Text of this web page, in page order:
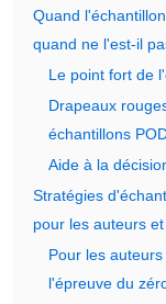
Quand
quand ne l'est-il
Le point fort de
Drapeaux
échantillons
Aide à la
Stratégies
pour les auteurs
Pour les
l'épreuve du